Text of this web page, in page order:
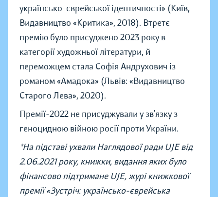
українсько-єврейської ідентичності» (Київ,
Видавництво «Критика», 2018). Втретє
премію було присуджено 2023 року в
категорії художньої літератури, й
переможцем стала Софія Андрухович із
романом «Амадока» (Львів: «Видавництво
Старого Лева», 2020).
Премії-2022 не присуджували у зв’язку з
геноцидною війною росії проти України.
*На підставі ухвали Наглядової ради UJE від
2.06.2021 року, книжки, видання яких було
фінансово підтримане UJE, журі книжкової
премії «Зустріч: українсько-єврейська